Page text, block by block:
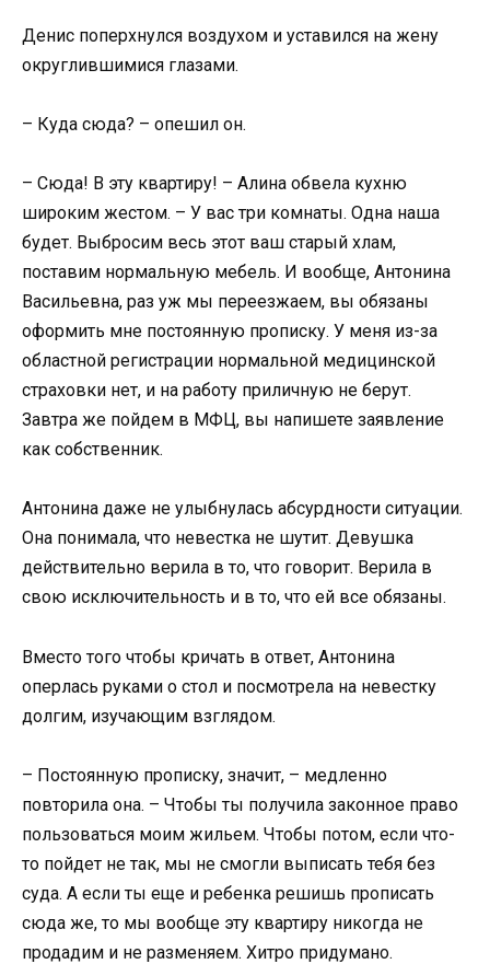
Денис поперхнулся воздухом и уставился на жену
округлившимися глазами.
– Куда сюда? – опешил он.
– Сюда! В эту квартиру! – Алина обвела кухню
широким жестом. – У вас три комнаты. Одна наша
будет. Выбросим весь этот ваш старый хлам,
поставим нормальную мебель. И вообще, Антонина
Васильевна, раз уж мы переезжаем, вы обязаны
оформить мне постоянную прописку. У меня из-за
областной регистрации нормальной медицинской
страховки нет, и на работу приличную не берут.
Завтра же пойдем в МФЦ, вы напишете заявление
как собственник.
Антонина даже не улыбнулась абсурдности ситуации.
Она понимала, что невестка не шутит. Девушка
действительно верила в то, что говорит. Верила в
свою исключительность и в то, что ей все обязаны.
Вместо того чтобы кричать в ответ, Антонина
оперлась руками о стол и посмотрела на невестку
долгим, изучающим взглядом.
– Постоянную прописку, значит, – медленно
повторила она. – Чтобы ты получила законное право
пользоваться моим жильем. Чтобы потом, если что-
то пойдет не так, мы не смогли выписать тебя без
суда. А если ты еще и ребенка решишь прописать
сюда же, то мы вообще эту квартиру никогда не
продадим и не разменяем. Хитро придумано.